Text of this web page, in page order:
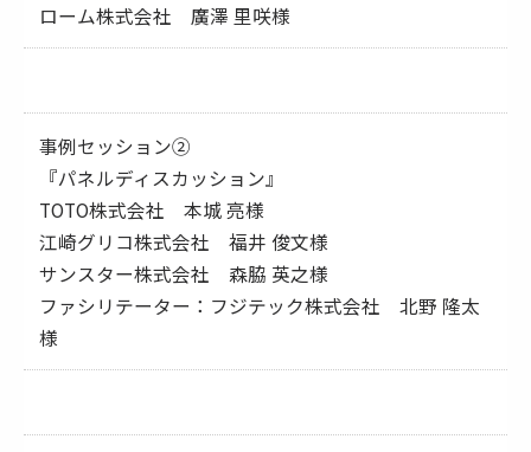
ローム株式会社 廣澤 里咲様
事例セッション②
『パネルディスカッション』
TOTO株式会社 本城 亮様
江崎グリコ株式会社 福井 俊文様
サンスター株式会社 森脇 英之様
ファシリテーター：フジテック株式会社 北野 隆太
様